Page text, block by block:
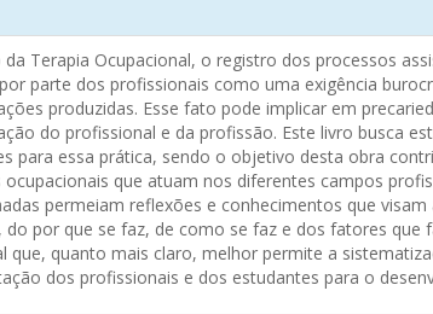
Terapia Ocupacional, o registro dos processos
parte dos profissionais como uma exigência
produzidas. Esse fato pode implicar em
do profissional e da profissão. Este livro busca
para essa prática, sendo o objetivo desta obra
que atuam nos diferentes campos
permeiam reflexões e conhecimentos que
do por que se faz, de como se faz e dos fatores
que, quanto mais claro, melhor permite a
dos profissionais e dos estudantes para o